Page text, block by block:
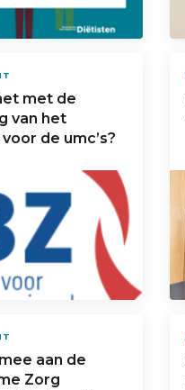
met de
van het
de umc’s?
aan de
Zorg